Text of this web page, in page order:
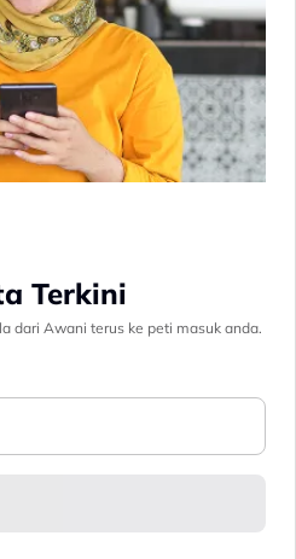
Terkini
dari Awani terus ke peti masuk anda.